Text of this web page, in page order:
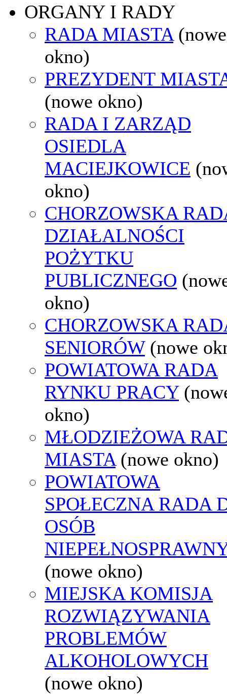
ORGANY I RADY
RADA MIASTA (nowe
okno)
PREZYDENT
(nowe okno)
RADA I ZARZĄD
OSIEDLA
MACIEJKOWICE
okno)
CHORZOWSKA
DZIAŁALNOŚCI
POŻYTKU
PUBLICZNEGO
okno)
CHORZOWSKA
SENIORÓW (nowe
POWIATOWA RADA
RYNKU PRACY
okno)
MŁODZIEŻOWA
MIASTA (nowe okno)
POWIATOWA
SPOŁECZNA RADA
OSÓB
(nowe okno)
MIEJSKA KOMISJA
ROZWIĄZYWANIA
PROBLEMÓW
ALKOHOLOWYCH
(nowe okno)